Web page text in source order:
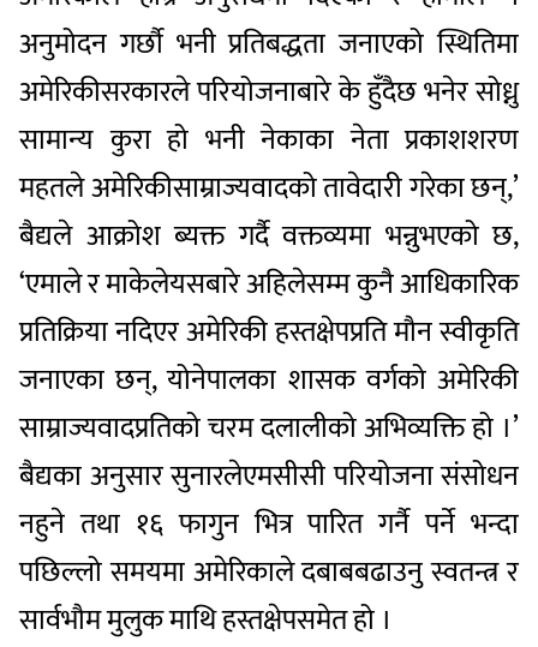
अनुमोदन गर्छौ भनी प्रतिबद्धता जनाएको स्थितिमा
अमेरिकीसरकारलेपरियोजनाबारेकेहुँदैछभनेरसोध्नु
सामान्य कुरा हो भनी नेकाका नेता प्रकाशशरण
महतलेअमेरिकीसाम्राज्यवादकोतावेदारीगरेकाछन्,’
बैद्यले आक्रोश ब्यक्त गर्दै वक्तव्यमा भन्नुभएको छ,
‘एमालेरमाकेलेयसबारेअहिलेसम्मकुनैआधिकारिक
प्रतिक्रियानदिएरअमेरिकीहस्तक्षेपप्रतिमौनस्वीकृति
जनाएका छन्,योनेपालका शासक वर्गको अमेरिकी
साम्राज्यवादप्रतिकोचरमदलालीकोअभिव्यक्तिहो ।’
बैद्यकाअनुसारसुनारलेएमसीसीपरियोजनासंसोधन
नहुने तथा १६ फागुन भित्र पारित गर्नै पर्ने भन्दा
पछिल्लोसमयमाअमेरिकालेदबाबबढाउनुस्वतन्त्रर
सार्वभौममुलुकमाथिहस्तक्षेपसमेतहो ।